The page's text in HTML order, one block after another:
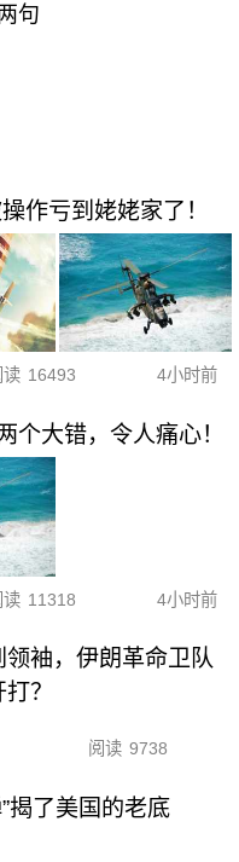
句
作亏到姥姥家了！
读 16493 4小时前
个大错，令人痛心！
读 11318 4小时前
领袖，伊朗革命卫队
？
阅读 9738
揭了美国的老底